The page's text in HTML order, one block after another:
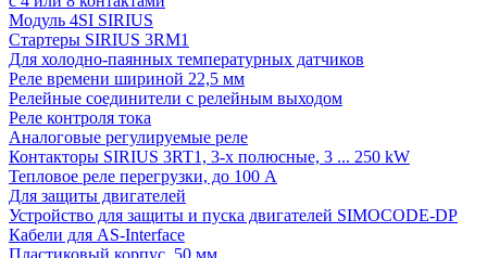
Модуль 4SI SIRIUS
Стартеры SIRIUS 3RM1
Для холодно-паянных температурных датчиков
Реле времени шириной 22,5 мм
Релейные соединители с релейным выходом
Реле контроля тока
Аналоговые регулируемые реле
Контакторы SIRIUS 3RT1, 3-х полюсные, 3 ... 250 kW
Тепловое реле перегрузки, до 100 A
Для защиты двигателей
Устройство для защиты и пуска двигателей SIMOCODE-DP
Кабели для AS-Interface
Пластиковый корпус, 50 мм